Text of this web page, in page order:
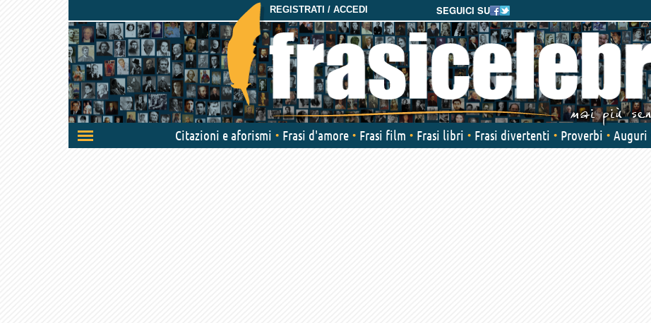
SEGUICI SU
REGISTRATI / ACCEDI
Attiva/disattiva
navigazione
Citazioni e aforismi Frasi d'amore Frasi film Frasi libri Frasi divertenti Proverbi Auguri